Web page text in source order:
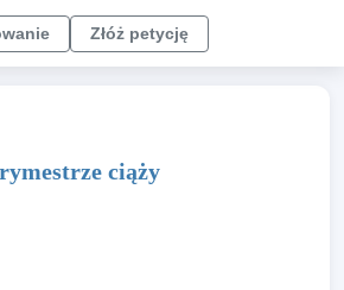
Złóż petycję
ciąży